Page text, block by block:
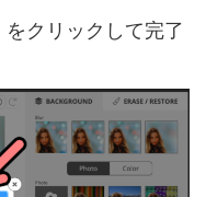
をクリックして完了